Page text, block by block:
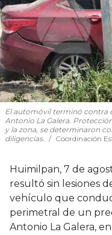
El automóvil terminó contra
Antonio La Galera.
y la zona, se determinaron
diligencias.
Coordinación
Huimilpan, 7 de
resultó sin lesiones
vehículo que
perimetral de un
Antonio La Galera,